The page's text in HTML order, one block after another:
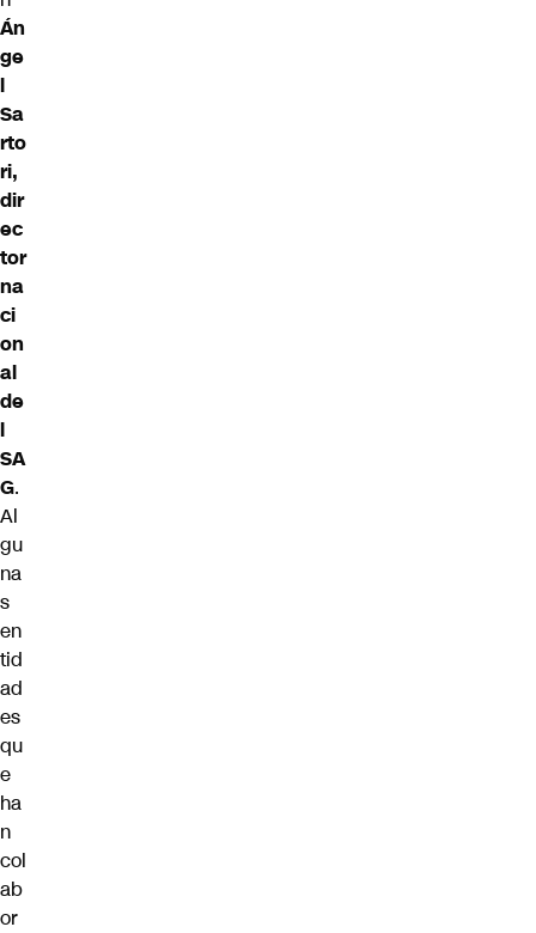
Án
ge
l
Sa
rto
ri,
dir
ec
tor
na
ci
on
al
de
l
SA
G.
Al
gu
na
s
en
tid
ad
es
qu
e
ha
n
col
ab
or